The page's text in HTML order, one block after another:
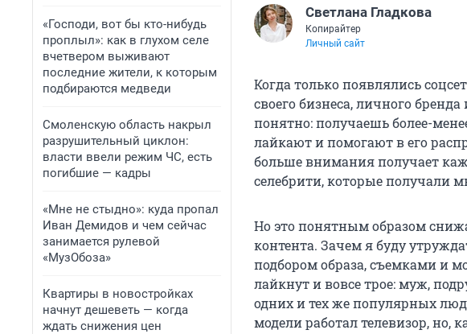
«Господи, вот бы кто-нибудь
проплыл»: как в глухом селе
вчетвером выживают
последние жители, к которым
подбираются медведи
Смоленскую область накрыл
разрушительный циклон:
власти ввели режим ЧС, есть
погибшие — кадры
«Мне не стыдно»: куда пропал
Иван Демидов и чем сейчас
занимается рулевой
«МузОбоза»
Квартиры в новостройках
начнут дешеветь — когда
ждать снижения цен
Светлана Гладкова
Копирайтер
Личный сайт
Когда только появлялись
своего бизнеса, личного
понятно: получаешь более-
лайкают и помогают в его
больше внимания получает
селебрити, которые получали
Но это понятным образом
контента. Зачем я буду
подбором образа, съемками и
лайкнут и вовсе трое: муж,
одних и тех же популярных
модели работал телевизор, но,